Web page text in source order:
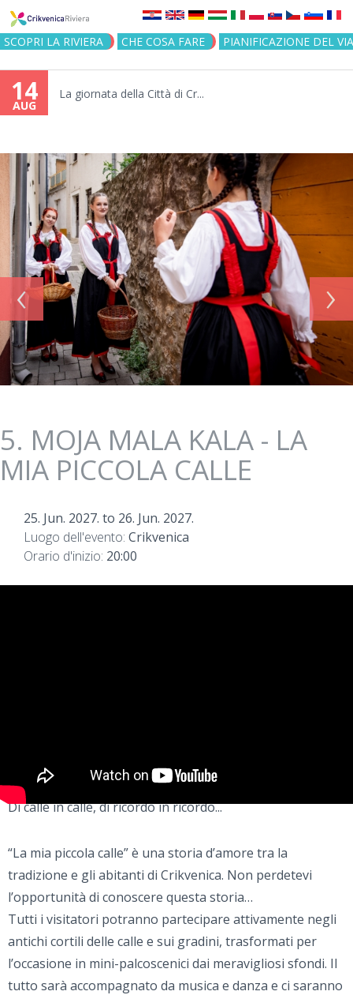
Jump to navigation
SCOPRI LA RIVIERA CHE COSA FARE PIANIFICAZIONE DEL
14
AUG
La giornata della Città di Cr...
‹ ›
5. MOJA MALA KALA - LA
MIA PICCOLA CALLE
25. Jun. 2027. to 26. Jun. 2027.
Luogo dell'evento: Crikvenica
Orario d'inizio: 20:00
Di calle in calle, di ricordo in ricordo...
“La mia piccola calle” è una storia d’amore tra la
tradizione e gli abitanti di Crikvenica. Non perdetevi
l’opportunità di conoscere questa storia…
Tutti i visitatori potranno partecipare attivamente negli
antichi cortili delle calle e sui gradini, trasformati per
l’occasione in mini-palcoscenici dai meravigliosi sfondi. Il
tutto sarà accompagnato da musica e danza e ci saranno